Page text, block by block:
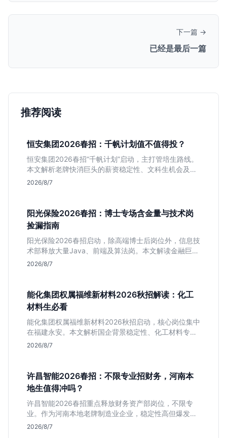
下一篇 →
已经是最后一篇
推荐阅读
恒安集团2026春招：千帆计划值不值得投？
恒安集团2026春招“千帆计划”启动，主打管培生路线。
本文解析老牌快消巨头的薪资稳定性、文科生机会及决
策链条长的局限，帮你判断是否值得投递。
2026/8/7
阳光保险2026春招：博士专场含金量与技术岗
捡漏指南
阳光保险2026春招启动，除高端博士后岗位外，信息技
术部释放大量Java、前端及算法岗。本文解读金融巨头
校招门槛，分析技术岗需求与投递价值，助你快速判断
2026/8/7
能化集团权属福维新材料2026秋招解读：化工
材料生必看
能化集团权属福维新材料2026秋招启动，核心岗位集中
在福建永安。本文解析国企背景稳定性、化工材料专业
匹配度及工作地点限制，助理工科生判断是否值得投
2026/8/7
许昌智能2026春招：不限专业招财务，河南本
地生值得冲吗？
许昌智能2026春招重点释放财务资产部岗位，不限专
业。作为河南本地老牌制造业企业，稳定性高但爆发涨
薪机会少。适合想在本地积累工业场景经验的应届生。
2026/8/7